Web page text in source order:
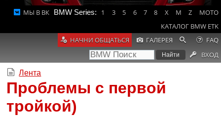
МЫ В ВК BMW Series: 1 3 5 6 7 8 X M Z
MOTO
КАТАЛОГ BMW ETK
НАЧНИ ОБЩАТЬСЯ
ГАЛЕРЕЯ
FAQ
ВХОД
Лента
Проблемы с первой
тройкой)